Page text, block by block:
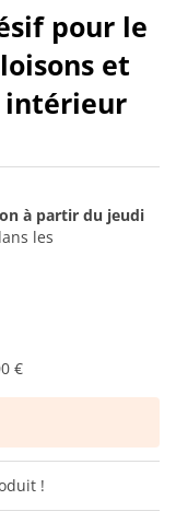
pour le
et
intérieur
à partir du jeudi
les
€
!